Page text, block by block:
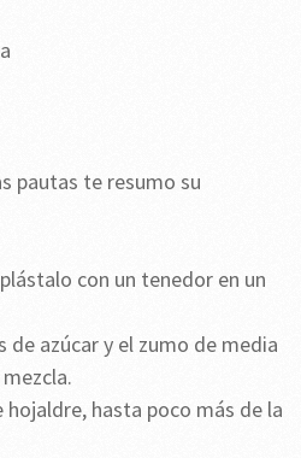
pautas te resumo su
con un tenedor en un
de azúcar y el zumo de media
hojaldre, hasta poco más de la